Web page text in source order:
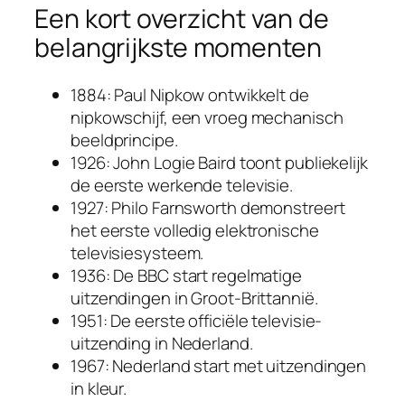
Een kort overzicht van de
belangrijkste momenten
1884: Paul Nipkow ontwikkelt de
nipkowschijf, een vroeg mechanisch
beeldprincipe.
1926: John Logie Baird toont publiekelijk
de eerste werkende televisie.
1927: Philo Farnsworth demonstreert
het eerste volledig elektronische
televisiesysteem.
1936: De BBC start regelmatige
uitzendingen in Groot-Brittannië.
1951: De eerste officiële televisie-
uitzending in Nederland.
1967: Nederland start met uitzendingen
in kleur.